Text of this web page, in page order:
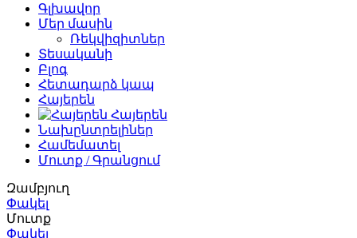
Գլխավոր
Մեր մասին
Ռեկվիզիտներ
Տեսականի
Բլոգ
Հետադարձ կապ
Հայերեն
Հայերեն
Նախընտրելիներ
Համեմատել
Մուտք / Գրանցում
Զամբյուղ
Փակել
Մուտք
Փակել